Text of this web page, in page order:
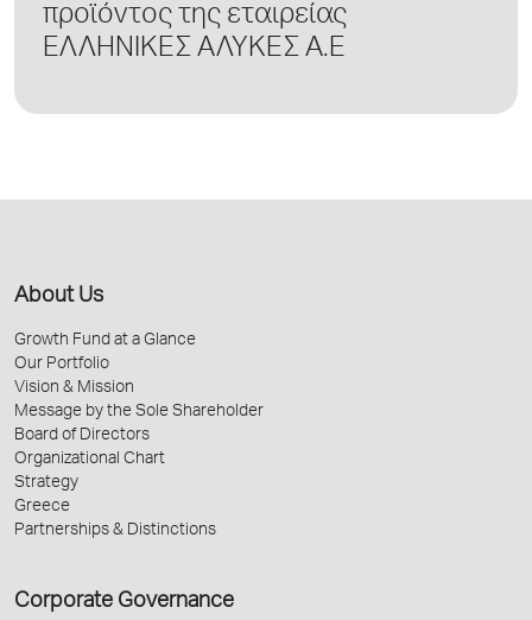
προϊόντος της εταιρείας
ΕΛΛΗΝΙΚΕΣ ΑΛΥΚΕΣ Α.Ε
About Us
Growth Fund at a Glance
Our Portfolio
Vision & Mission
Message by the Sole Shareholder
Board of Directors
Organizational Chart
Strategy
Greece
Partnerships & Distinctions
Corporate Governance